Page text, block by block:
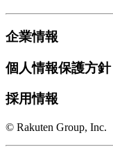
企業情報
個人情報保護方針
採用情報
© Rakuten Group, Inc.